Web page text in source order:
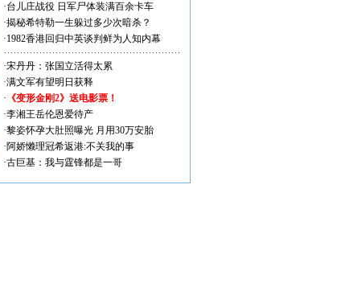
·台儿庄战役 日军尸体装满百余卡车
·揭秘希特勒一生躲过多少次暗杀？
·1982香港回归中英谈判鲜为人知内幕
·宋丹丹：张国立活得太累
·满文军有望明日获释
· 《变形金刚2》送电影票！
·李湘王岳伦恩爱待产
·黎姿怀孕大肚照曝光 月用30万安胎
·阿娇懒理冠希返港:不关我的事
·古巨基：我与霆锋都是一哥